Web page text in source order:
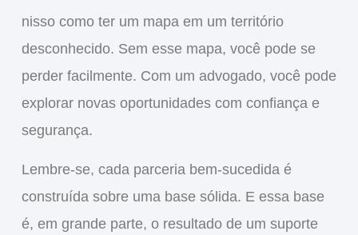
nisso como ter um mapa em um território
desconhecido. Sem esse mapa, você pode se
perder facilmente. Com um advogado, você pode
explorar novas oportunidades com confiança e
segurança.
Lembre-se, cada parceria bem-sucedida é
construída sobre uma base sólida. E essa base
é, em grande parte, o resultado de um suporte